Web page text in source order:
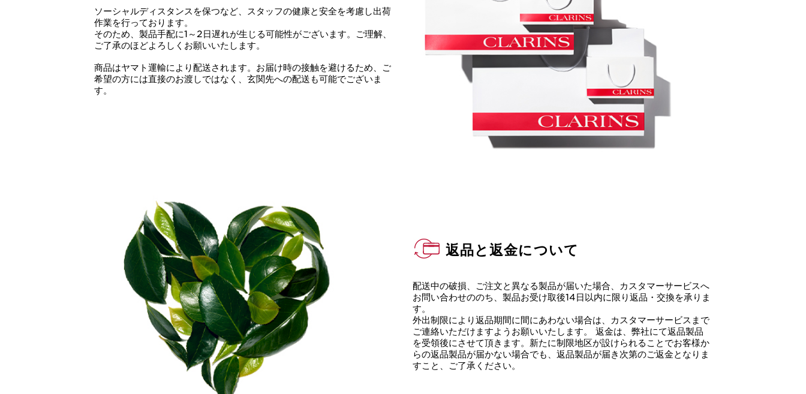
ソーシャルディスタンスを保つなど、スタッフの健康と安全を考慮し出荷
作業を行っております。
そのため、製品手配に1～2日遅れが生じる可能性がございます。ご理解、
ご了承のほどよろしくお願いいたします。
商品はヤマト運輸により配送されます。お届け時の接触を避けるため、ご
希望の方には直接のお渡しではなく、玄関先への配送も可能でございま
す。
返品と返金について
配送中の破損、ご注文と異なる製品が届いた場合、カスタマーサービスへ
お問い合わせののち、製品お受け取後14日以内に限り返品・交換を承りま
す。
外出制限により返品期間に間にあわない場合は、カスタマーサービスまで
ご連絡いただけますようお願いいたします。 返金は、弊社にて返品製品
を受領後にさせて頂きます。新たに制限地区が設けられることでお客様か
らの返品製品が届かない場合でも、返品製品が届き次第のご返金となりま
すこと、ご了承ください。